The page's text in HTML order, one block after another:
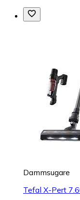
Dammsugare
Tefal X-Pert